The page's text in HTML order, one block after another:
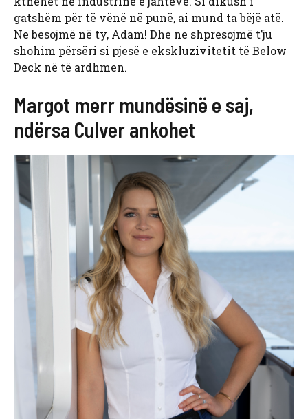
gatshëm për të vënë në punë, ai mund ta bëjë atë.
Ne besojmë në ty, Adam! Dhe ne shpresojmë t’ju
shohim përsëri si pjesë e ekskluzivitetit të Below
Deck në të ardhmen.
Margot merr mundësinë e saj,
ndërsa Culver ankohet